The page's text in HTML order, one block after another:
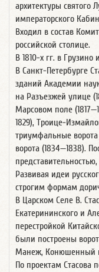
архитектуры святого
императорского
Входил в состав
российской столице.
В 1810-х гг. в
В Санкт-Петербурге
зданий Академии
на Разъезжей улице
Марсовом поле
1829), Троице-
триумфальные
ворота (1834—1838).
Развивая идеи
строгим формам
В Царском Селе В.
Екатерининского и
перестройкой
были построены
Манеж, Конюшенный
По проектам Стасова